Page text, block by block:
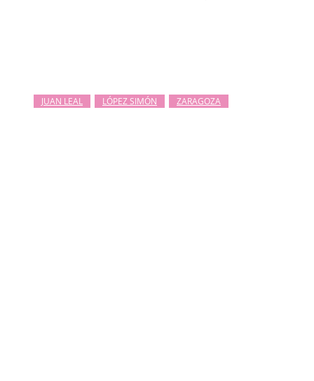
JUAN LEAL LÓPEZ SIMÓN ZARAGOZA